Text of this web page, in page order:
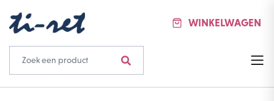
WINKELWAGEN